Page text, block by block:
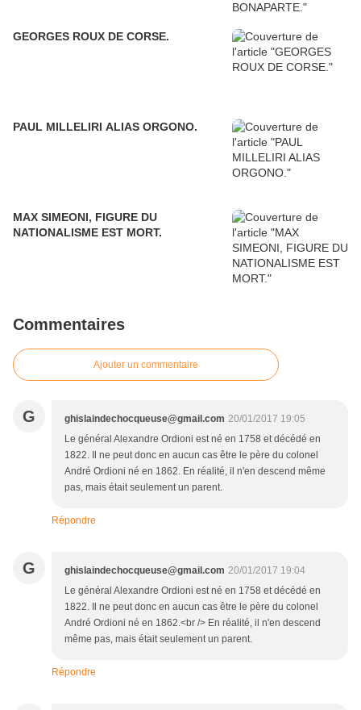
GEORGES ROUX DE CORSE.
PAUL MILLELIRI ALIAS ORGONO.
MAX SIMEONI, FIGURE DU
NATIONALISME EST MORT.
Commentaires
Ajouter un commentaire
G ghislaindechocqueuse@gmail.com 20/01/2017 19:05
Le général Alexandre Ordioni est né en 1758 et décédé en
1822. Il ne peut donc en aucun cas être le père du colonel
André Ordioni né en 1862. En réalité, il n'en descend même
pas, mais était seulement un parent.
Répondre
G ghislaindechocqueuse@gmail.com 20/01/2017 19:04
Le général Alexandre Ordioni est né en 1758 et décédé en
1822. Il ne peut donc en aucun cas être le père du colonel
André Ordioni né en 1862.<br /> En réalité, il n'en descend
même pas, mais était seulement un parent.
Répondre